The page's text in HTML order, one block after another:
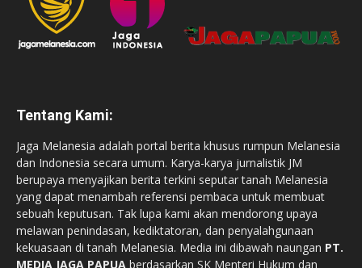
Tentang Kami:
Jaga Melanesia adalah portal berita khusus rumpun Melanesia
dan Indonesia secara umum. Karya-karya jurnalistik JM
berupaya menyajikan berita terkini seputar tanah Melanesia
yang dapat menambah referensi pembaca untuk membuat
sebuah keputusan. Tak lupa kami akan mendorong upaya
melawan penindasan, kediktatoran, dan penyalahgunaan
kekuasaan di tanah Melanesia. Media ini dibawah naungan PT.
MEDIA JAGA PAPUA berdasarkan SK Menteri Hukum dan